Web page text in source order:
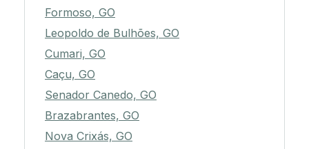
Formoso, GO
Leopoldo de Bulhões, GO
Cumari, GO
Caçu, GO
Senador Canedo, GO
Brazabrantes, GO
Nova Crixás, GO